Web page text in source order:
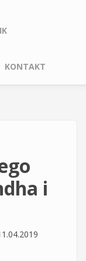
KONTAKT
i